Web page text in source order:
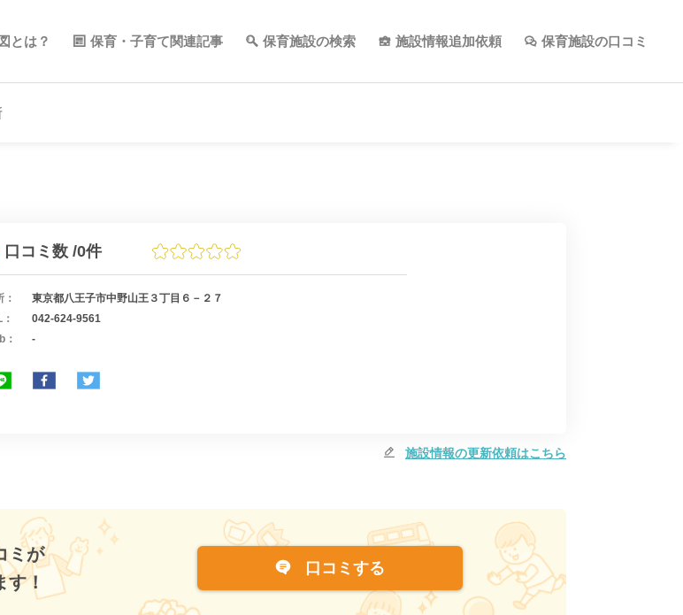
とは？ 保育・子育て関連記事 保育施設の検索 施設情報追加依頼 保育施設の口コミ
口コミ数 /0件
東京都八王子市中野山王３丁目６－２７
042-624-9561
：
-
施設情報の更新依頼はこちら
ミが
！
口コミする